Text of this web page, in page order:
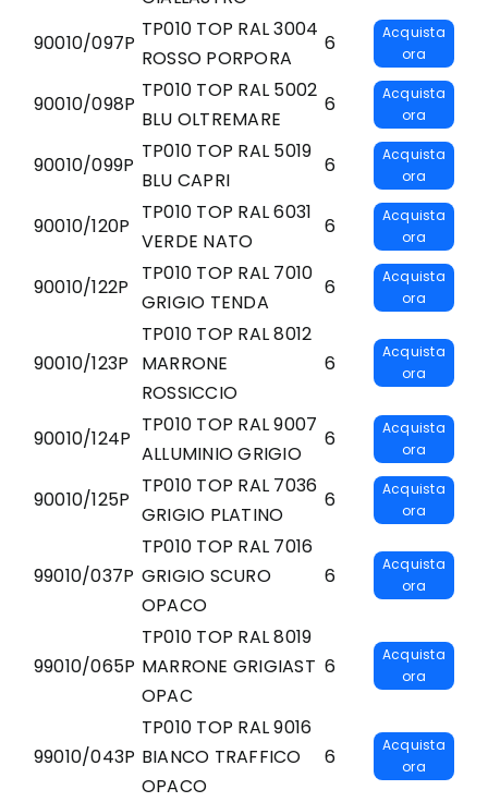
90010/097P
TP010 TOP RAL 3004
ROSSO PORPORA
6
Acquista
ora
90010/098P
TP010 TOP RAL 5002
BLU OLTREMARE
6
Acquista
ora
90010/099P
TP010 TOP RAL 5019
BLU CAPRI
6
Acquista
ora
90010/120P
TP010 TOP RAL 6031
VERDE NATO
6
Acquista
ora
90010/122P
TP010 TOP RAL 7010
GRIGIO TENDA
6
Acquista
ora
90010/123P
TP010 TOP RAL 8012
MARRONE
ROSSICCIO
6
Acquista
ora
90010/124P
TP010 TOP RAL 9007
ALLUMINIO GRIGIO
6
Acquista
ora
90010/125P
TP010 TOP RAL 7036
GRIGIO PLATINO
6
Acquista
ora
99010/037P
TP010 TOP RAL 7016
GRIGIO SCURO
OPACO
6
Acquista
ora
99010/065P
TP010 TOP RAL 8019
MARRONE GRIGIAST
OPAC
6
Acquista
ora
99010/043P
TP010 TOP RAL 9016
BIANCO TRAFFICO
OPACO
6
Acquista
ora